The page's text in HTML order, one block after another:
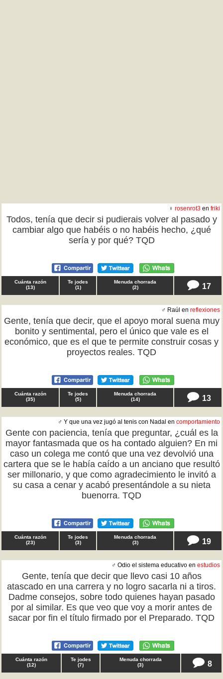
♀ rosenrot3 en friki
Todos, tenía que decir si pudierais volver al pasado y
cambiar algo que habéis o no habéis hecho, ¿qué
sería y por qué? TQD
Cuánta razón
(13)
Te jodes
(1)
Menuda chorrada
(2) 17
♂ Raúl en reflexiones
Gente, tenía que decir, que el apoyo moral suena muy
bonito y sentimental, pero el único que vale es el
económico, que es el que te permite construir cosas y
proyectos reales. TQD
Cuánta razón
(35)
Te jodes
(5)
Menuda chorrada
(14) 13
♂ Y que una vez jugó al tenis con Nadal en comportamiento
Gente con paciencia, tenía que preguntar, ¿cuál es la
mayor fantasmada que os ha contado alguien? En mi
caso un colega me contó que una vez devolvió una
cartera que se le había caído a un anciano que resultó
ser millonario, y que como agradecimiento le invitó a
su casa a cenar y acabó presentándole a su nieta
buenorra. TQD
Cuánta razón
(23)
Te jodes
(3)
Menuda chorrada
(3) 19
♂ Odio el sistema educativo en estudios
Gente, tenía que decir que llevo casi 10 años
atascado en una carrera y no logro sacarla ni a tiros.
Dadme consejos, sobre todo quienes hayan pasado
por al similar. Es que veo que voy a morir antes de
sacar por fin el título firmado por el Preparado. TQD
Cuánta razón
(12)
Te jodes
(7)
Menuda chorrada
(3) 8